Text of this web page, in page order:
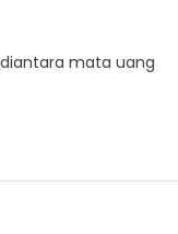
diantara mata uang